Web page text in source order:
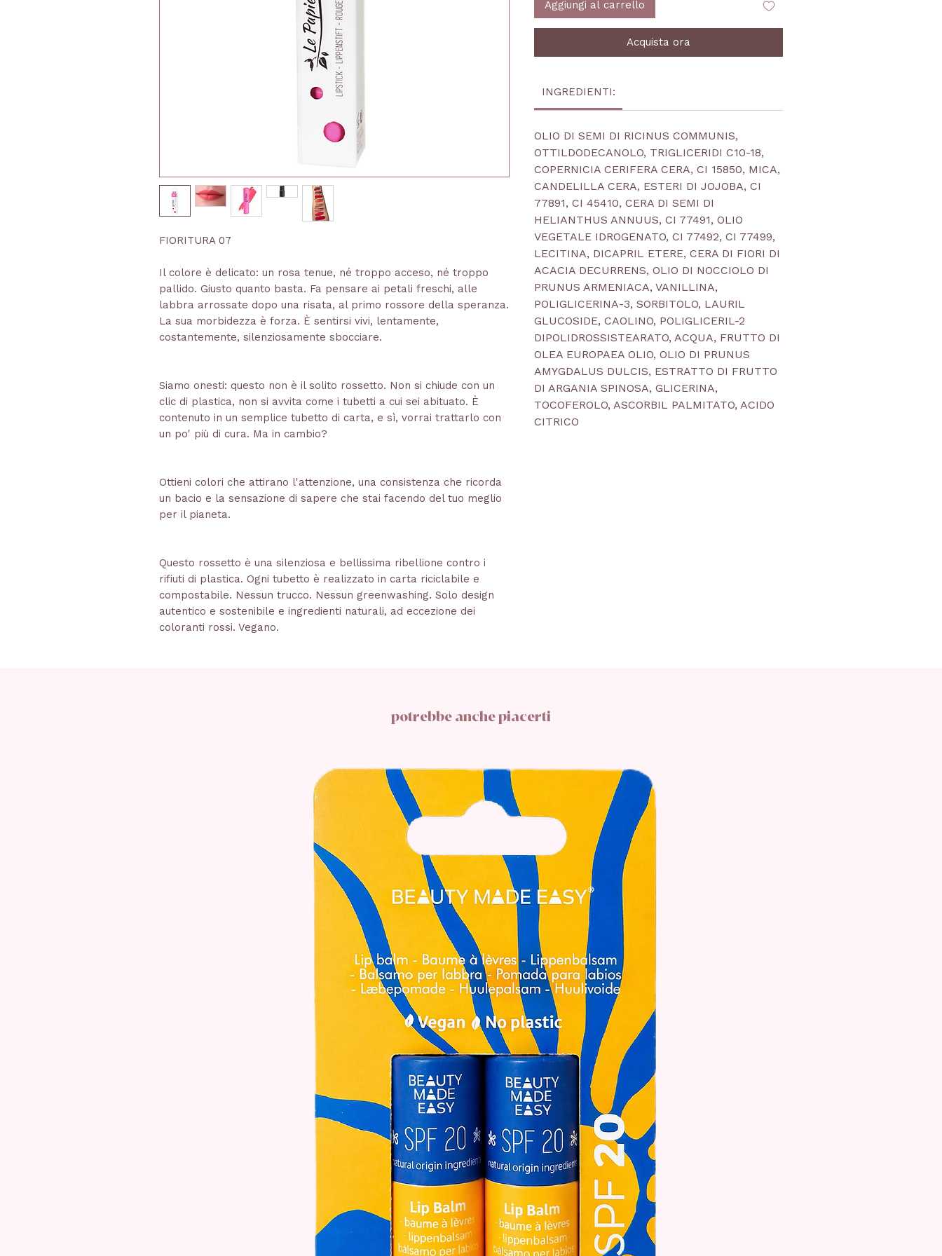
FIORITURA 07
Il colore è delicato: un rosa tenue, né troppo acceso, né troppo
pallido. Giusto quanto basta. Fa pensare ai petali freschi, alle
labbra arrossate dopo una risata, al primo rossore della speranza.
La sua morbidezza è forza. È sentirsi vivi, lentamente,
costantemente, silenziosamente sbocciare.
Siamo onesti: questo non è il solito rossetto. Non si chiude con un
clic di plastica, non si avvita come i tubetti a cui sei abituato. È
contenuto in un semplice tubetto di carta, e sì, vorrai trattarlo con
un po' più di cura. Ma in cambio?
Ottieni colori che attirano l'attenzione, una consistenza che ricorda
un bacio e la sensazione di sapere che stai facendo del tuo meglio
per il pianeta.
Questo rossetto è una silenziosa e bellissima ribellione contro i
rifiuti di plastica. Ogni tubetto è realizzato in carta riciclabile e
compostabile. Nessun trucco. Nessun greenwashing. Solo design
autentico e sostenibile e ingredienti naturali, ad eccezione dei
coloranti rossi. Vegano.
Aggiungi al carrello
Acquista ora
INGREDIENTI:
OLIO DI SEMI DI RICINUS COMMUNIS,
OTTILDODECANOLO, TRIGLICERIDI C10-18,
COPERNICIA CERIFERA CERA, CI 15850, MICA,
CANDELILLA CERA, ESTERI DI JOJOBA, CI
77891, CI 45410, CERA DI SEMI DI
HELIANTHUS ANNUUS, CI 77491, OLIO
VEGETALE IDROGENATO, CI 77492, CI 77499,
LECITINA, DICAPRIL ETERE, CERA DI FIORI DI
ACACIA DECURRENS, OLIO DI NOCCIOLO DI
PRUNUS ARMENIACA, VANILLINA,
POLIGLICERINA-3, SORBITOLO, LAURIL
GLUCOSIDE, CAOLINO, POLIGLICERIL-2
DIPOLIDROSSISTEARATO, ACQUA, FRUTTO DI
OLEA EUROPAEA OLIO, OLIO DI PRUNUS
AMYGDALUS DULCIS, ESTRATTO DI FRUTTO
DI ARGANIA SPINOSA, GLICERINA,
TOCOFEROLO, ASCORBIL PALMITATO, ACIDO
CITRICO
potrebbe anche piacerti